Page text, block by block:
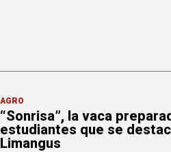
AGRO
“Sonrisa”, la vaca
estudiantes que se
Limangus